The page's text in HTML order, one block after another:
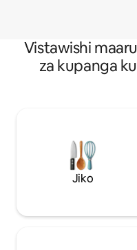
Vistawishi
za kupanga
Jiko